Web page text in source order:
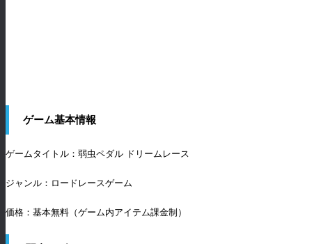
ゲーム基本情報
ゲームタイトル：弱虫ペダル ドリームレース
ジャンル：ロードレースゲーム
価格：基本無料（ゲーム内アイテム課金制）